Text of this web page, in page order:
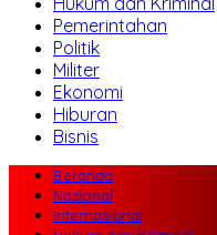
Pemerintahan
Politik
Militer
Ekonomi
Hiburan
Bisnis
Beranda
Nasional
Internasional